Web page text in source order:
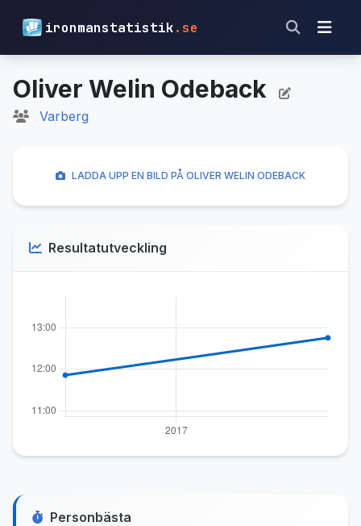
ironmanstatistik.se
Oliver Welin Odeback
Varberg
Personbästa
LADDA UPP EN BILD PÅ OLIVER WELIN ODEBACK
Resultatutveckling